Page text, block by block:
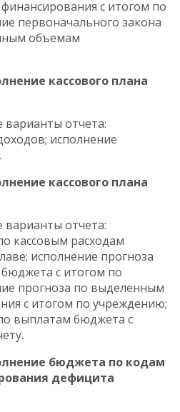
с итогом по
первоначального закона
объемам
кассового плана
отчета:
исполнение
кассового плана
отчета:
кассовым расходам
исполнение прогноза
с итогом по
прогноза по выделенным
с итогом по учреждению;
выплатам бюджета с
бюджета по кодам
дефицита